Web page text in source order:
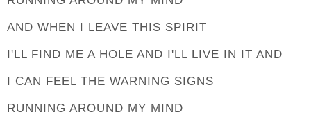
AND WHEN I LEAVE THIS SPIRIT
I'LL FIND ME A HOLE AND I'LL LIVE IN IT AND
I CAN FEEL THE WARNING SIGNS
RUNNING AROUND MY MIND